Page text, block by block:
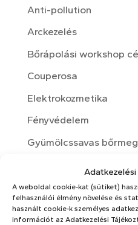
A weboldal cookie-kat (sütiket)
felhasználói élmény növelése és
használt cookie-k személyes
információt az Adatkezelési
Anti-pollution
Arckezelés
Bőrápolási workshop
Couperosa
Elektrokozmetika
Fényvédelem
Gyümölcssavas
Kozmetikai
Nyári bőrápolás